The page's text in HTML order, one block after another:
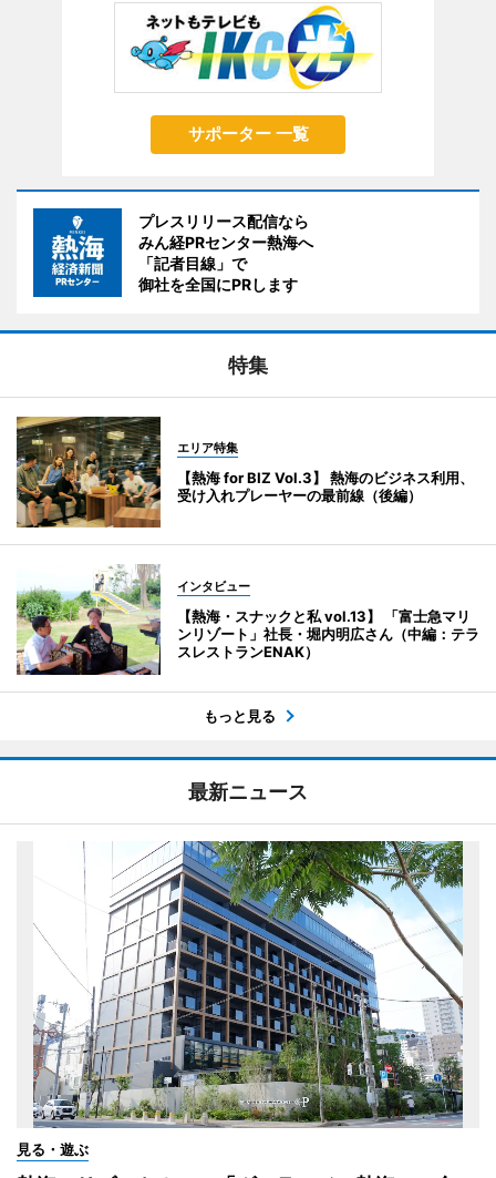
サポーター 一覧
プレスリリース配信なら
みん経PRセンター熱海へ
「記者目線」で
御社を全国にPRします
特集
エリア特集
【熱海 for BIZ Vol.3】 熱海のビジネス利用、
受け入れプレーヤーの最前線（後編）
インタビュー
【熱海・スナックと私 vol.13】 「富士急マリ
ンリゾート」社長・堀内明広さん（中編：テラ
スレストランENAK）
もっと見る
最新ニュース
見る・遊ぶ